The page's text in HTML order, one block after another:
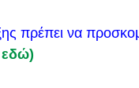
εξέτασης &
υποψηφίων για
2023-24 ΔΔΕ
πρέπει να
εδώ)